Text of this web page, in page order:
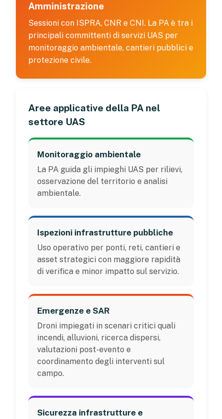
Amministrazione
Sessioni con ISPRA, CNR e CNI. La PA è tra i
principali committenti di servizi UAS per
monitoraggio ambientale, cantieri pubblici e
protezione civile.
Aree applicative della PA nel
settore UAS
Monitoraggio ambientale
La PA guida gli impieghi UAS per rilievi,
osservazione del territorio e analisi
ambientale.
Ispezioni infrastrutture pubbliche
Uso operativo per ponti, reti, cantieri e
asset strategici con maggiore rapidità
di verifica e minor impatto sul servizio.
Emergenze e SAR
Droni impiegati in scenari critici quali
incendi, alluvioni, ricerca dispersi,
valutazioni post-evento e
coordinamento degli interventi sul
campo.
Sicurezza infrastrutture e